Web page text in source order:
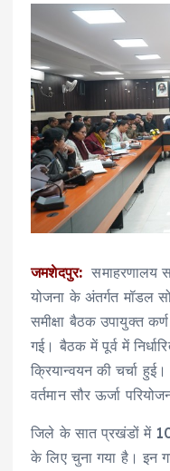
जमशेदपुर: समाहरणालय
योजना के अंतर्गत मॉडल
समीक्षा बैठक उपायुक्त
गई। बैठक में पूर्व में
क्रियान्वयन की चर्चा
वर्तमान सौर ऊर्जा
जिले के सात प्रखंडों में 10
के लिए चुना गया है। इन